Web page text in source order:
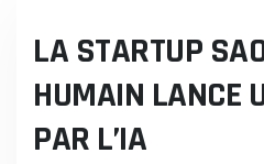
LA STARTUP
HUMAIN LANCE
PAR L’IA